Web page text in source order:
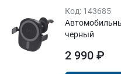
Код: 143685
черный
2 990 ₽